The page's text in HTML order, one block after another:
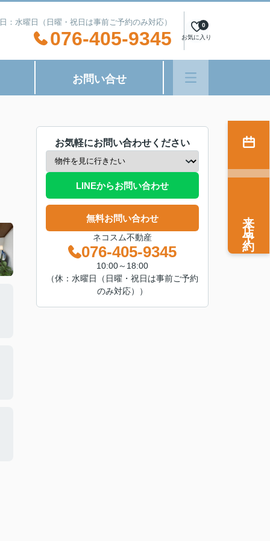
水曜日（日曜・祝日は事前ご予約のみ対応）
076-405-9345 お気に入り
0
お問い合せ
お気軽にお問い合わせください
LINEからお問い合わせ
無料お問い合わせ
ネコスム不動産
076-405-9345
10:00～18:00
（休：水曜日（日曜・祝日は事前ご予約
のみ対応））
来店予約